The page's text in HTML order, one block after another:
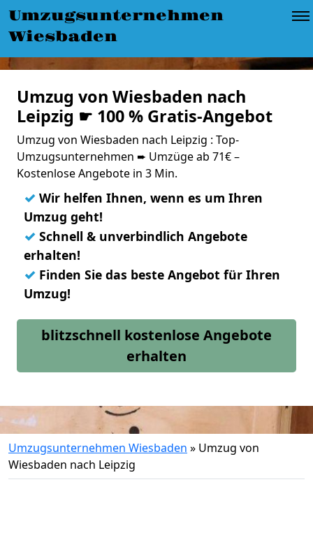
Umzugsunternehmen
Wiesbaden
Umzug von Wiesbaden nach
Leipzig ☛ 100 % Gratis-Angebot
Umzug von Wiesbaden nach Leipzig : Top-
Umzugsunternehmen ➨ Umzüge ab 71€ –
Kostenlose Angebote in 3 Min.
✓ Wir helfen Ihnen, wenn es um Ihren
Umzug geht!
✓ Schnell & unverbindlich Angebote
erhalten!
✓ Finden Sie das beste Angebot für Ihren
Umzug!
blitzschnell kostenlose Angebote
erhalten
Umzugsunternehmen Wiesbaden » Umzug von
Wiesbaden nach Leipzig